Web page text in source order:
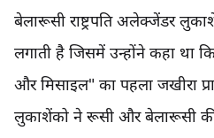
बेलारूसी राष्ट्रपति अलेक्जेंडर
लगाती है जिसमें उन्होंने कहा
और मिसाइल" का पहला जखीरा
लुकाशेंको ने रूसी और बेलारूसी की